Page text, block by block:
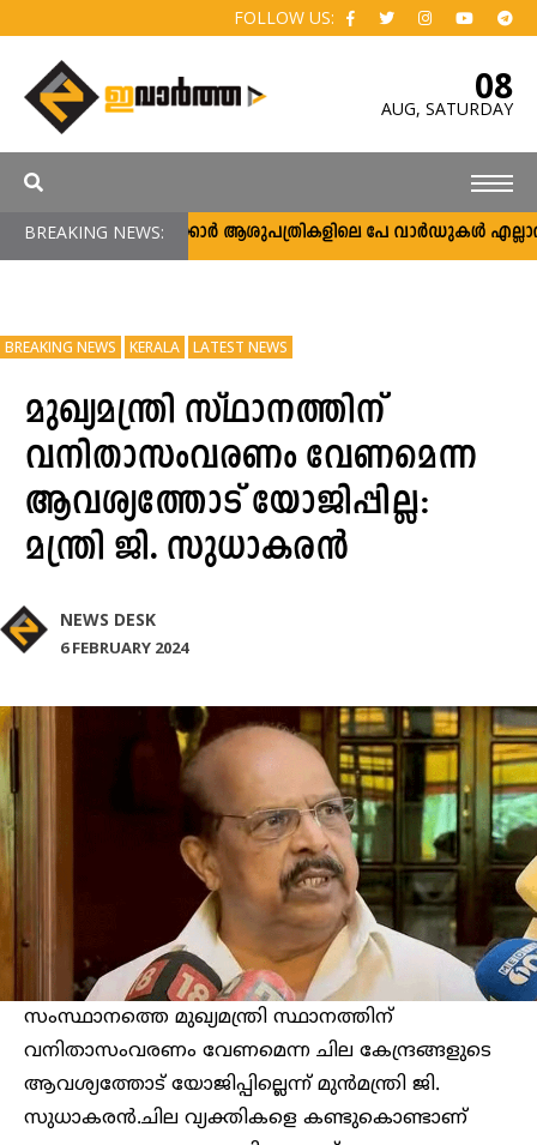
FOLLOW US:
08
AUG, SATURDAY
BREAKING NEWS:സർക്കാർ ആശുപത്രികളിലെ പേ വാർഡുകൾ
BREAKING NEWS KERALA LATEST NEWS
മുഖ്യമന്ത്രി സ്ഥാനത്തിന്
വനിതാസംവരണം വേണമെന്ന
ആവശ്യത്തോട് യോജിപ്പില്ല:
മന്ത്രി ജി. സുധാകരന്‍
NEWS DESK
6 FEBRUARY 2024
സംസ്ഥാനത്തെ മുഖ്യമന്ത്രി സ്ഥാനത്തിന്
വനിതാസംവരണം വേണമെന്ന ചില കേന്ദ്രങ്ങളുടെ
ആവശ്യത്തോട് യോജിപ്പില്ലെന്ന് മുന്‍മന്ത്രി ജി.
സുധാകരന്‍.ചില വ്യക്തികളെ കണ്ടുകൊണ്ടാണ്